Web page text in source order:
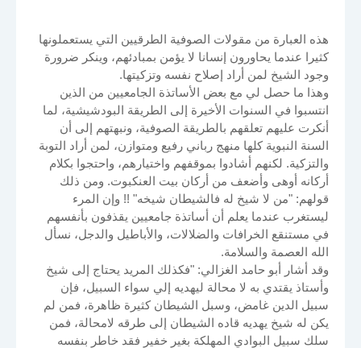
هذه العبارة من مقولات الصوفية الطرقيين التي يستعملونها
كثيرا عندما يحاورون إنسانا لا يؤمن بمبادئهم، وينكر ضرورة
وجود الشيخ لمن أراد إصلاح نفسه وتزكيتها.
وهذا ما حصل لي مع بعض الأساتذة الجامعيين من الذين
انتسبوا في السنوات الأخيرة إلى الطريقة البودشيشية، لما
أنكرت عليهم تعلقهم بالطريقة الصوفية، ونبهتهم إلى أن
السنة النبوية كلها منهج رباني رفيع ومتوازن، لمن أراد التوبة
والتزكية. لكنهم أشادوا بموقفهم واختيارهم، واحتجوا بكلام
أركانه أوهى وأضعف من أركان بيت العنكبوت. ومن ذلك
قولهم: "من لا شيخ له فالشيطان شيخه" !! وإن المرء
ليستغرب عندما يعلم أن أساتذة جامعيين يقذفون بأنفسهم
في مستنقع الخرافات والضلالات، والأباطيل والدجل، نسأل
الله العصمة والسلامة.
وقد أشار أبو حامد الغزالي: "فكذلك المريد يحتاج إلى شيخ
وأستاذ يقتدي به لا محالة ليهديه إلي سواء السبيل، فإن
سبيل الدين غامض، وسبل الشيطان كثيرة ظاهرة، فمن لم
يكن له شيخ يهديه قاده الشيطان إلى طرقه لامحالة، فمن
سلك سبيل البوادي المهلكة بغير خفير فقد خاطر بنفسه